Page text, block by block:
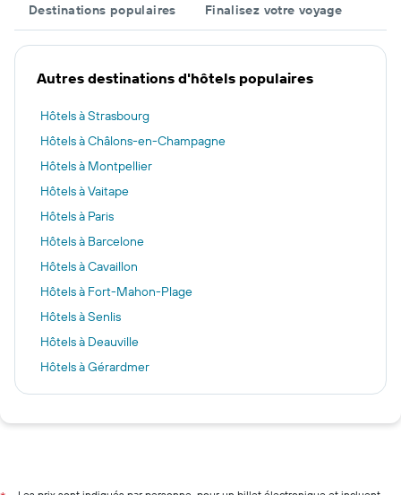
Destinations populaires Finalisez votre voyage
Autres destinations d'hôtels populaires
Hôtels à Strasbourg
Hôtels à Châlons-en-Champagne
Hôtels à Montpellier
Hôtels à Vaitape
Hôtels à Paris
Hôtels à Barcelone
Hôtels à Cavaillon
Hôtels à Fort-Mahon-Plage
Hôtels à Senlis
Hôtels à Deauville
Hôtels à Gérardmer
Hôtels à Amsterdam